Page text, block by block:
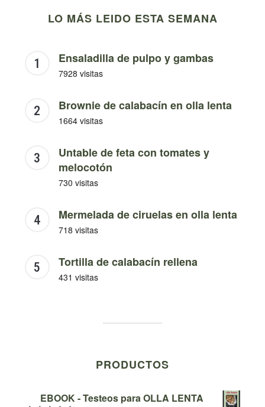
LO MÁS LEIDO ESTA SEMANA
Ensaladilla de pulpo y gambas
7928 visitas
Brownie de calabacín en olla lenta
1664 visitas
Untable de feta con tomates y
melocotón
730 visitas
Mermelada de ciruelas en olla lenta
718 visitas
Tortilla de calabacín rellena
431 visitas
PRODUCTOS
EBOOK - Testeos para OLLA LENTA